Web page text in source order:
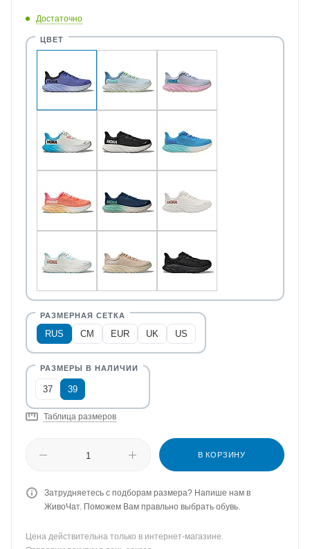
Достаточно
RUS CM EUR UK US
37 39
Таблица размеров
В КОРЗИНУ
Затрудняетесь с подборам размера? Напише нам в
ЖивоЧат. Поможем Вам правльно выбрать обувь.
Цена действительна только в интернет-магазине.